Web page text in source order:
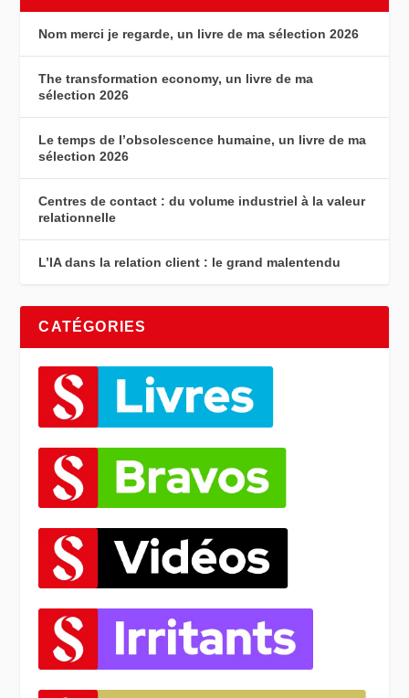
Nom merci je regarde, un livre de ma sélection 2026
The transformation economy, un livre de ma
sélection 2026
Le temps de l’obsolescence humaine, un livre de ma
sélection 2026
Centres de contact : du volume industriel à la valeur
relationnelle
L’IA dans la relation client : le grand malentendu
CATÉGORIES